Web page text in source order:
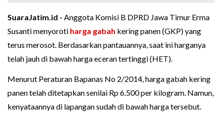
SuaraJatim.id - Anggota Komisi B DPRD Jawa Timur Erma
Susanti menyoroti harga gabah kering panen (GKP) yang
terus merosot. Berdasarkan pantauannya, saat ini harganya
telah jauh di bawah harga eceran tertinggi (HET).
Menurut Peraturan Bapanas No 2/2014, harga gabah kering
panen telah ditetapkan senilai Rp 6.500 per kilogram. Namun,
kenyataannya di lapangan sudah di bawah harga tersebut.